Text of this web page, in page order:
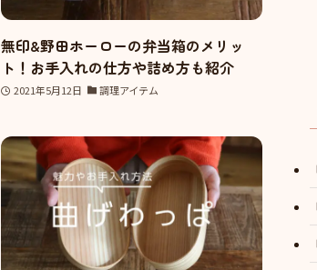
無印&野田ホーローの弁当箱のメリッ
ト！お手入れの仕方や詰め方も紹介
2021年5月12日 調理アイテム